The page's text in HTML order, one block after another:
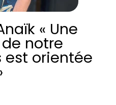
« Une
notre
est orientée